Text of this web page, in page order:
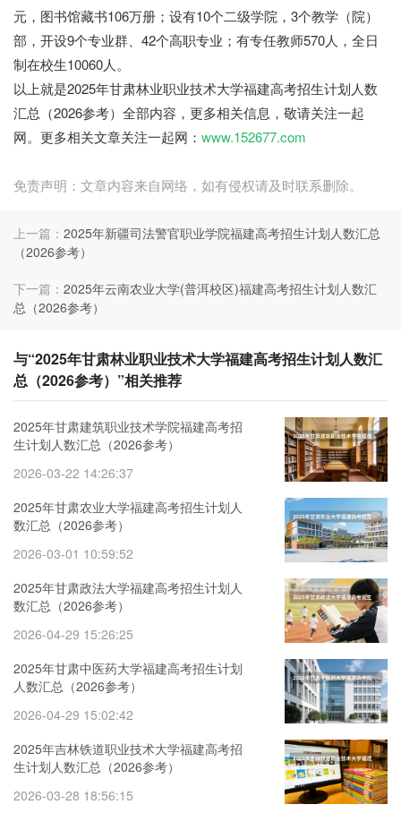
元，图书馆藏书106万册；设有10个二级学院，3个教学（院）
部，开设9个专业群、42个高职专业；有专任教师570人，全日
制在校生10060人。
以上就是2025年甘肃林业职业技术大学福建高考招生计划人数
汇总（2026参考）全部内容，更多相关信息，敬请关注一起
网。更多相关文章关注一起网： www.152677.com
免责声明：文章内容来自网络，如有侵权请及时联系删除。
上一篇： 2025年新疆司法警官职业学院福建高考招生计划人数汇总
（2026参考）
下一篇： 2025年云南农业大学(普洱校区)福建高考招生计划人数汇
总（2026参考）
与“2025年甘肃林业职业技术大学福建高考招生计划人数汇
总（2026参考）”相关推荐
2025年甘肃建筑职业技术学院福建高考招
生计划人数汇总（2026参考）
2026-03-22 14:26:37
2025年甘肃农业大学福建高考招生计划人
数汇总（2026参考）
2026-03-01 10:59:52
2025年甘肃政法大学福建高考招生计划人
数汇总（2026参考）
2026-04-29 15:26:25
2025年甘肃中医药大学福建高考招生计划
人数汇总（2026参考）
2026-04-29 15:02:42
2025年吉林铁道职业技术大学福建高考招
生计划人数汇总（2026参考）
2026-03-28 18:56:15